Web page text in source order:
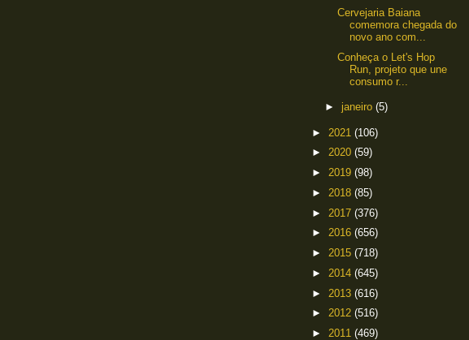
Cervejaria Baiana
comemora chegada do
novo ano com...
Conheça o Let's Hop
Run, projeto que une
consumo r...
► janeiro (5)
► 2021 (106)
► 2020 (59)
► 2019 (98)
► 2018 (85)
► 2017 (376)
► 2016 (656)
► 2015 (718)
► 2014 (645)
► 2013 (616)
► 2012 (516)
► 2011 (469)